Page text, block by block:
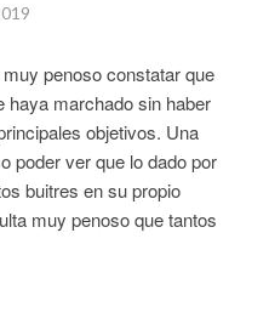
penoso constatar que
haya marchado sin haber
objetivos. Una
poder ver que lo dado por
buitres en su propio
muy penoso que tantos